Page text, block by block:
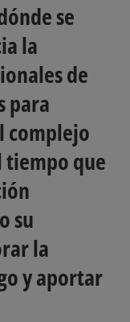
se
la
de
para
complejo
que
su
la
y aportar